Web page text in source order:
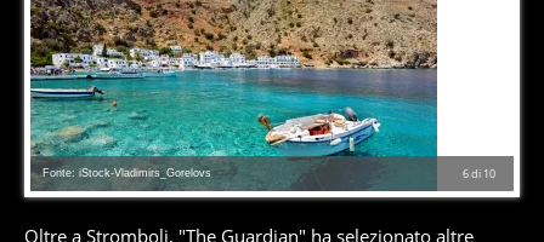
6di 10
Fonte: iStock-Vladimirs_Gorelovs
Oltre a Stromboli, "The Guardian" ha selezionato altre